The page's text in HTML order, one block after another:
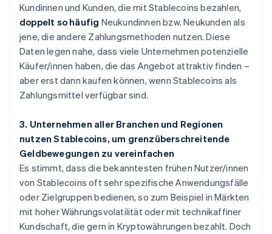
Kundinnen und Kunden, die mit Stablecoins bezahlen,
doppelt so häufig Neukundinnen bzw. Neukunden als
jene, die andere Zahlungsmethoden nutzen. Diese
Daten legen nahe, dass viele Unternehmen potenzielle
Käufer/innen haben, die das Angebot attraktiv finden –
aber erst dann kaufen können, wenn Stablecoins als
Zahlungsmittel verfügbar sind.
3. Unternehmen aller Branchen und Regionen
nutzen Stablecoins, um grenzüberschreitende
Geldbewegungen zu vereinfachen
Es stimmt, dass die bekanntesten frühen Nutzer/innen
von Stablecoins oft sehr spezifische Anwendungsfälle
oder Zielgruppen bedienen, so zum Beispiel in Märkten
mit hoher Währungsvolatilität oder mit technikaffiner
Kundschaft, die gern in Kryptowährungen bezahlt. Doch